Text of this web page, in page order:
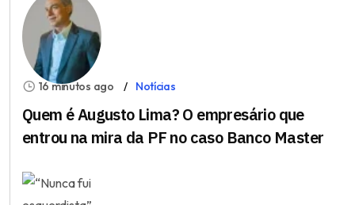
16 minutos ago Notícias
Quem é Augusto Lima? O empresário que
entrou na mira da PF no caso Banco Master